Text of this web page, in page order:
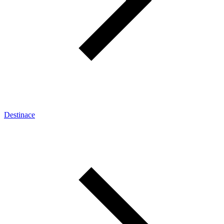
Destinace